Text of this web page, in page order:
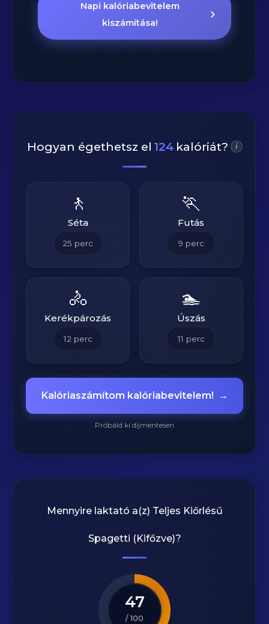
Napi kalóriabevitelem
kiszámítása!
Hogyan égethetsz el 124 kalóriát? i
🚶
Séta
25 perc
🏃
Futás
9 perc
🚴
Kerékpározás
12 perc
🏊
Úszás
11 perc
Kalóriaszámítom kalóriabevitelem! →
Próbáld ki díjmentesen
Mennyire laktató a(z) Teljes Kiőrlésű
Spagetti (Kifőzve)?
47
/ 100